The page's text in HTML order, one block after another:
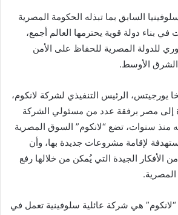
السابق بما تبذله الحكومة المصرية
بناء دولة قوية يحترمها العالم أجمع،
للدولة المصرية للحفاظ على الأمن
الأوسط.
يورجيتس، الرئيس التنفيذي لشركة لانكوم،
إلى مصر برفقة عدد من مسئولي الشركة
منذ سنوات، تضع “لانكوم” السوق المصرية
لإقامة مشروعات جديدة بها، وأن
الأفكار الجيدة التي يُمكن من خلالها رفع
هي شركة عائلية سلوفينية تعمل في